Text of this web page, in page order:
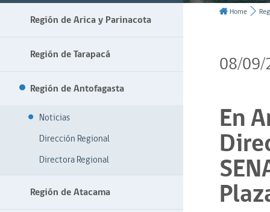
Región de Arica y Parinacota
Región de Tarapacá
Región de Antofagasta
Noticias
Dirección Regional
Directora Regional
Región de Atacama
Home
08/
En